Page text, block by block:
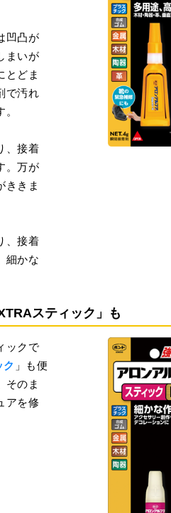
凹凸が
まいが
とどま
で汚れ
、接着
。万が
ききま
、接着
細かな
スティック」も
ックで
」も便
そのま
アを修